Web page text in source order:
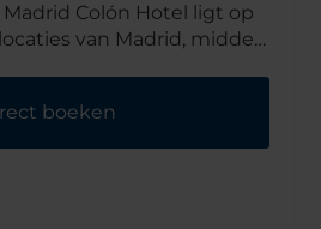
Colón Hotel ligt op
van Madrid, midden
de beste musea en
loopafstand.
boeken